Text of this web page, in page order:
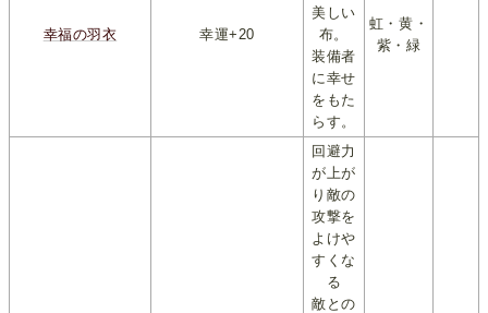
幸福の羽衣 幸運+20
美しい
布。
装備者
に幸せ
をもた
らす。
虹・黄・
紫・緑
回避力
が上が
り敵の
攻撃を
よけや
すくな
る
敵との